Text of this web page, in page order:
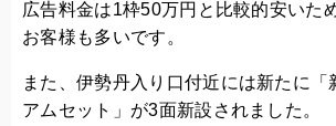
広告料金は1枠50万円と比較的安いた
お客様も多いです。
また、伊勢丹入り口付近には新たに「
アムセット」が3面新設されました。